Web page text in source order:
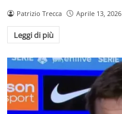
Patrizio Trecca Aprile 13, 2026
Leggi di più